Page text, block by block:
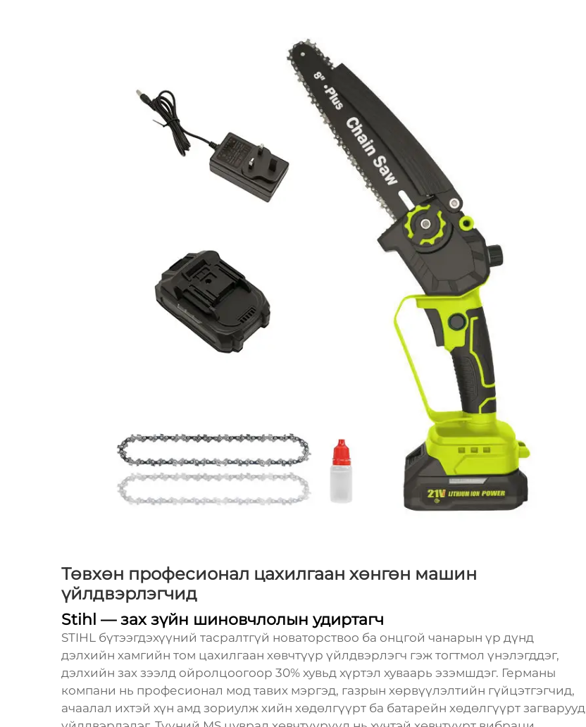
Төвхөн професионал цахилгаан хөнгөн машин
үйлдвэрлэгчид
Stihl — зах зүйн шиновчлолын удиртагч
STIHL бүтээгдэхүүний тасралтгүй новаторствоо ба онцгой чанарын үр дүнд
дэлхийн хамгийн том цахилгаан хөвчтүүр үйлдвэрлэгч гэж тогтмол үнэлэгддэг,
дэлхийн зах зээлд ойролцоогоор 30% хувьд хүртэл хуваарь эзэмшдэг. Германы
компани нь професионал мод тавих мэргэд, газрын хөрвүүлэлтийн гүйцэтгэгчид,
ачаалал ихтэй хүн амд зориулж хийн хөдөлгүүрт ба батарейн хөдөлгүүрт загварууд